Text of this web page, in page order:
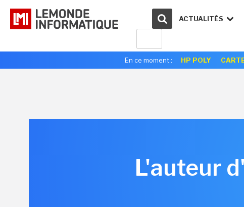
ACTUALITÉS
En ce moment : HP POLY
L'auteur